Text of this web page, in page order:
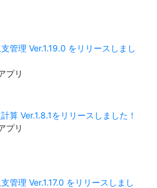
管理 Ver.1.19.0 をリリースしまし
プリ
算 Ver.1.8.1をリリースしました！
プリ
管理 Ver.1.17.0 をリリースしまし